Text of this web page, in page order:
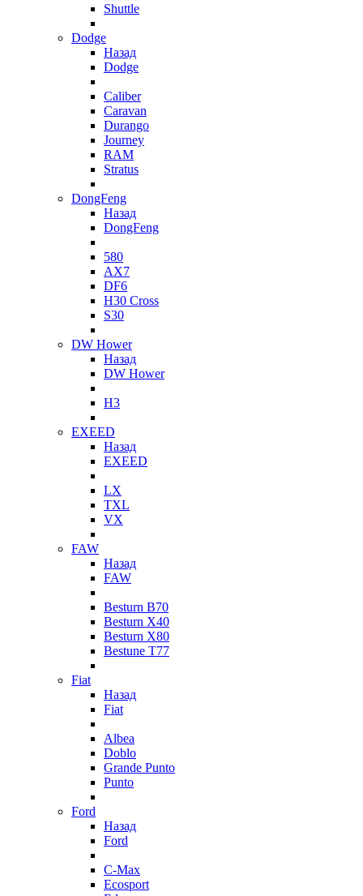
Shuttle
Dodge
Назад
Dodge
Caliber
Caravan
Durango
Journey
RAM
Stratus
DongFeng
Назад
DongFeng
580
AX7
DF6
H30 Cross
S30
DW Hower
Назад
DW Hower
H3
EXEED
Назад
EXEED
LX
TXL
VX
FAW
Назад
FAW
Besturn B70
Besturn X40
Besturn X80
Bestune T77
Fiat
Назад
Fiat
Albea
Doblo
Grande Punto
Punto
Ford
Назад
Ford
C-Max
Ecosport